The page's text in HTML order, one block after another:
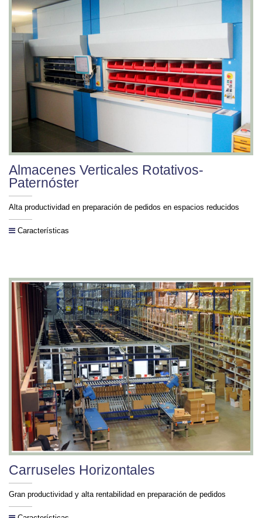
Almacenes Verticales Rotativos-
Paternóster
Alta productividad en preparación de pedidos en espacios reducidos
Características
Carruseles Horizontales
Gran productividad y alta rentabilidad en preparación de pedidos